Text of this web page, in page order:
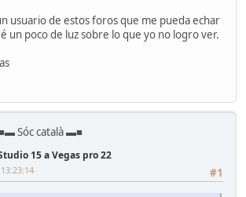
usuario de estos foros que me pueda echar
un poco de luz sobre lo que yo no logro ver.
Sóc català ▬■
15 a Vegas pro 22
#1